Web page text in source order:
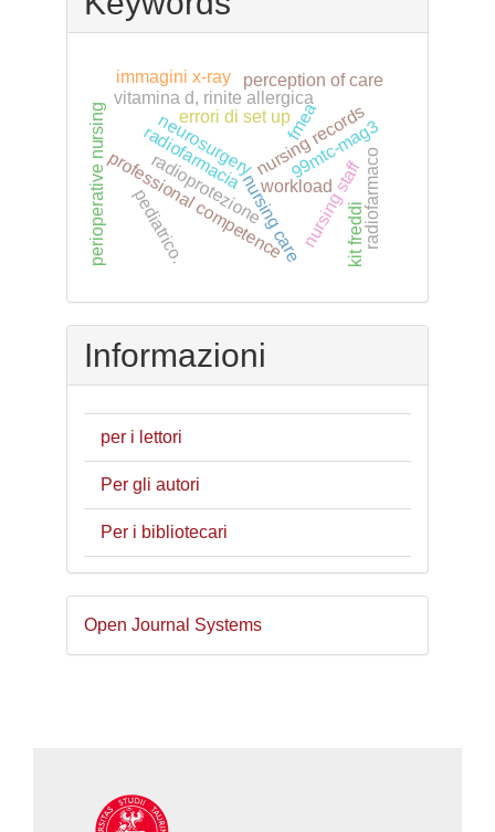
fmea
professional competence
nursing care
perioperative nursing nursing records
neurosurgery
workloadnursing staff
radioprotezione
pediatrico.
vitamina d, rinite allergica
errori di set up
kit freddi
immagini x-ray perception of care
99mtc-mag3
radiofarmaco
radiofarmacia
Informazioni
per i lettori
Per gli autori
Per i bibliotecari
Sviluppato
a
Open Journal Systems